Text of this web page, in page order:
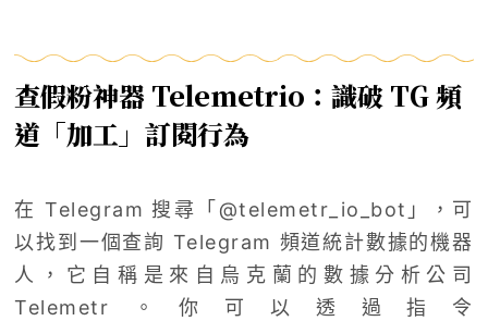
查假粉神器 Telemetrio：識破 TG 頻
道「加工」訂閱行為
在 Telegram 搜尋「@telemetr_io_bot」，可
以找到一個查詢 Telegram 頻道統計數據的機器
人，它自稱是來自烏克蘭的數據分析公司
Telemetr。你可以透過指令